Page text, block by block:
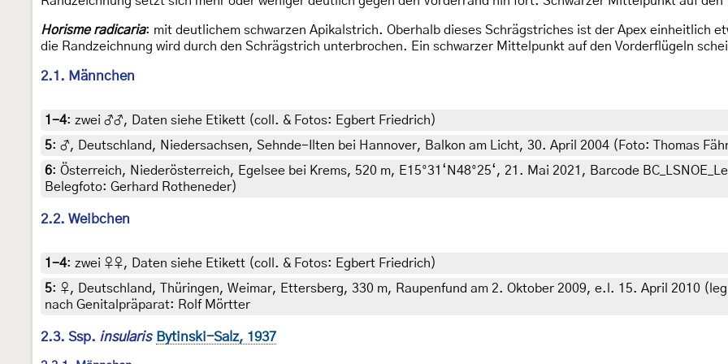
Horisme radicaria: mit deutlichem schwarzen Apikalstrich. Oberhalb dieses Schrägstriches ist der Apex einheitlich
die Randzeichnung wird durch den Schrägstrich unterbrochen. Ein schwarzer Mittelpunkt auf den Vorderflügeln
2.1. Männchen
1-4: zwei ♂♂, Daten siehe Etikett (coll. & Fotos: Egbert Friedrich)
5: ♂, Deutschland, Niedersachsen, Sehnde-Ilten bei Hannover, Balkon am Licht, 30. April 2004 (Foto: Thomas
6: Österreich, Niederösterreich, Egelsee bei Krems, 520 m, E15°31‘N48°25‘, 21. Mai 2021, Barcode
Belegfoto: Gerhard Rotheneder)
2.2. Weibchen
1-4: zwei ♀♀, Daten siehe Etikett (coll. & Fotos: Egbert Friedrich)
5: ♀, Deutschland, Thüringen, Weimar, Ettersberg, 330 m, Raupenfund am 2. Oktober 2009, e.l. 15. April 2010
nach Genitalpräparat: Rolf Mörtter
2.3. Ssp. insularis Bytinski-Salz, 1937